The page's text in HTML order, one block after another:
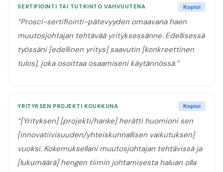
SERTIFIOINTI TAI TUTKINTO VAHVUUTENA Kopioi
“Prosci-sertifiointi-pätevyyden omaavana haen
muutosjohtajan tehtävää yrityksessänne. Edellisessä
työssäni [edellinen yritys] saavutin [konkreettinen
tulos], joka osoittaa osaamiseni käytännössä.”
YRITYKSEN PROJEKTI KOUKKUNA Kopioi
“[Yrityksen] [projekti/hanke] herätti huomioni sen
[innovatiivisuuden/yhteiskunnallisen vaikutuksen]
vuoksi. Kokemuksellani muutosjohtajan tehtävissä ja
[lukumäärä] hengen tiimin johtamisesta haluan olla